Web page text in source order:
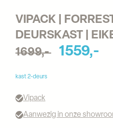
VIPACK |
DEURSKAST |
1699,-
1559,-
kast 2-deurs
Vipack
Aanwezig in onze